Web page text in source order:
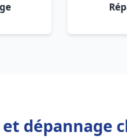
dépannage